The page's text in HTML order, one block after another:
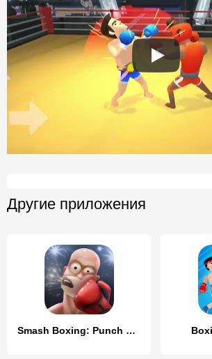
Другие приложения
Smash Boxing: Punch Hero